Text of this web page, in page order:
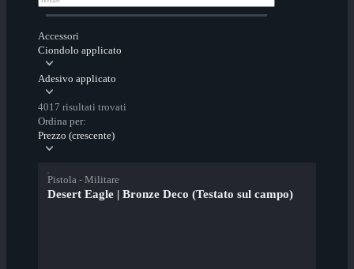
Accessori
Ciondolo applicato
Adesivo applicato
4017 risultati trovati
Ordina per:
Prezzo (crescente)
Pistola - Militare
Desert Eagle | Bronze Deco (Testato sul campo)